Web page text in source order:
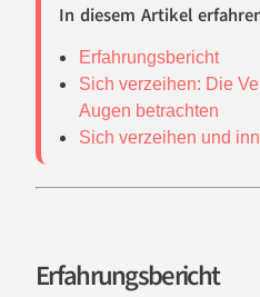
In diesem Artikel
Erfahrungsbericht
Sich verzeihen: Die
Augen betrachten
Sich verzeihen und
Erfahrungsbericht